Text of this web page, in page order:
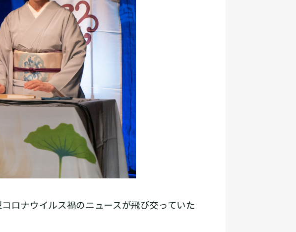
ロナウイルス禍のニュースが飛び交っていた